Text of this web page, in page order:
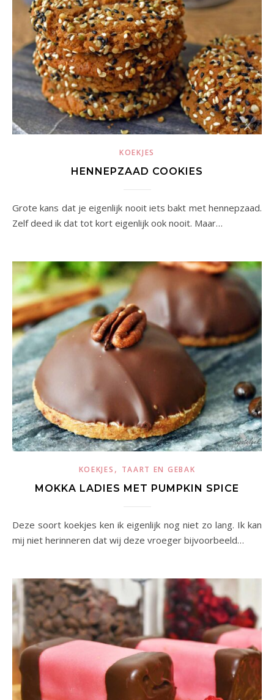
KOEKJES
HENNEPZAAD COOKIES
Grote kans dat je eigenlijk nooit iets bakt met hennepzaad.
Zelf deed ik dat tot kort eigenlijk ook nooit. Maar…
KOEKJES , TAART EN GEBAK
MOKKA LADIES MET PUMPKIN SPICE
Deze soort koekjes ken ik eigenlijk nog niet zo lang. Ik kan
mij niet herinneren dat wij deze vroeger bijvoorbeeld…